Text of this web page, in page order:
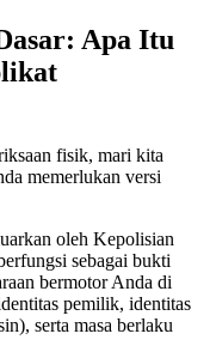
Apa Itu
fisik, mari kita
memerlukan versi
oleh Kepolisian
sebagai bukti
bermotor Anda di
pemilik, identitas
serta masa berlaku